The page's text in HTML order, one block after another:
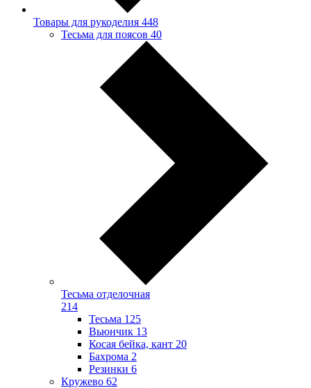
Товары для рукоделия 448
Тесьма для поясов 40
Тесьма отделочная
214
Тесьма 125
Вьюнчик 13
Косая бейка, кант 20
Бахрома 2
Резинки 6
Кружево 62